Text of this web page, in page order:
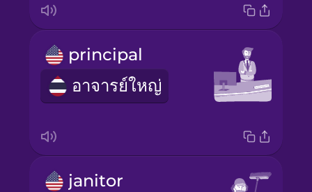
principal
อาจารย์ใหญ่
janitor